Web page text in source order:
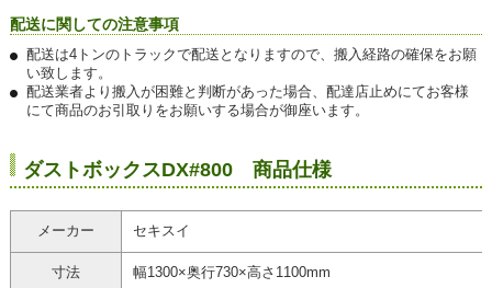
配送に関しての注意事項
配送は4トンのトラックで配送となりますので、搬入経路の確保をお願
い致します。
配送業者より搬入が困難と判断があった場合、配達店止めにてお客様
にて商品のお引取りをお願いする場合が御座います。
ダストボックスDX#800 商品仕様
メーカー セキスイ
寸法 幅1300×奥行730×高さ1100mm